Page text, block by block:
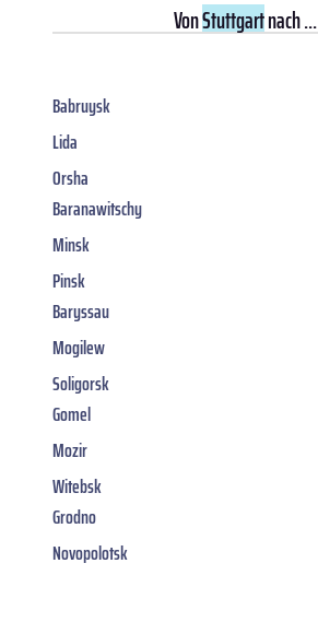
VonStuttgartnach ...
Babruysk
Lida
Orsha
Baranawitschy
Minsk
Pinsk
Baryssau
Mogilew
Soligorsk
Gomel
Mozir
Witebsk
Grodno
Novopolotsk